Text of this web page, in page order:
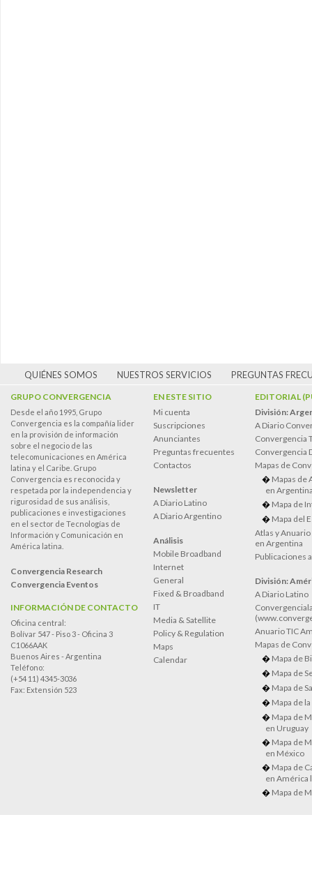
QUIÉNES SOMOS NUESTROS SERVICIOS PREGUNTAS
GRUPO CONVERGENCIA
Desde el año 1995, Grupo
Convergencia es la compañía lider
en la provisión de información
sobre el negocio de las
telecomunicaciones en América
latina y el Caribe. Grupo
Convergencia es reconocida y
respetada por la independencia y
rigurosidad de sus análisis,
publicaciones e investigaciones
en el sector de Tecnologías de
Información y Comunicación en
América latina.
Convergencia Research
Convergencia Eventos
INFORMACIÓN DE CONTACTO
Oficina central:
Bolívar 547 - Piso 3 - Oficina 3
C1066AAK
Buenos Aires - Argentina
Teléfono:
(+54 11) 4345-3036
Fax: Extensión 523
EN ESTE SITIO
Mi cuenta
Suscripciones
Anunciantes
Preguntas frecuentes
Contactos
Newsletter
A Diario Latino
A Diario Argentino
Análisis
Mobile Broadband
Internet
General
Fixed & Broadband
IT
Media & Satellite
Policy & Regulation
Maps
Calendar
EDITORIAL
División:
A Diario
Convergencia
Convergencia
Mapas de
Mapas de
en
Mapa de
Mapa del
Atlas y
en Argentina
Publicaciones
División:
A Diario Latino
Anuario TIC
Mapas de
Mapa de
Mapa de
Mapa de
Mapa de
Mapa de
en Uruguay
Mapa de
en México
Mapa de
en América
Mapa de